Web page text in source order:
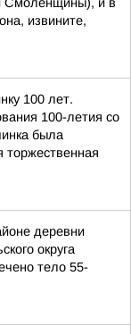
извините,
100 лет.
100-летия со
была
торжественная
деревни
округа
тело 55-